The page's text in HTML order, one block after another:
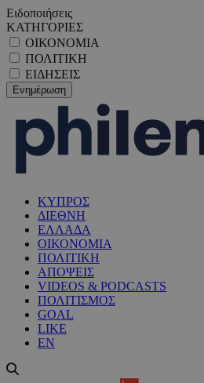
Ειδοποιήσεις
ΚΑΤΗΓΟΡΙΕΣ
ΟΙΚΟΝΟΜΙΑ
ΠΟΛΙΤΙΚΗ
ΕΙΔΗΣΕΙΣ
ΚΥΠΡΟΣ
ΔΙΕΘΝΗ
ΕΛΛΑΔΑ
ΟΙΚΟΝΟΜΙΑ
ΠΟΛΙΤΙΚΗ
ΑΠΟΨΕΙΣ
VIDEOS & PODCASTS
ΠΟΛΙΤΙΣΜΟΣ
GOAL
LIKE
EN